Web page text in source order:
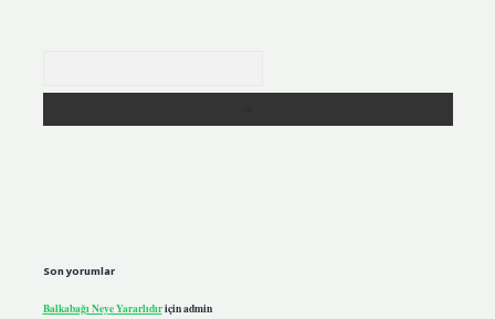
Son yorumlar
Balkabağı Neye Yararlıdıriçinadmin